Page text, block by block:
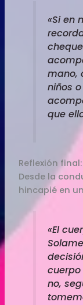
«Si en
mano,
niños
que
Reflexión
Desde la
hincapié en
«El
no,